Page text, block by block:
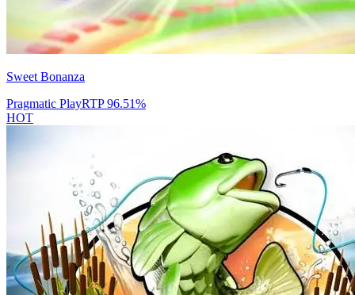
Sweet Bonanza
Pragmatic PlayRTP96.51%
HOT